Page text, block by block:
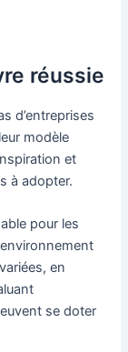
réussie
d’entreprises
modèle
et
à adopter.
pour les
en
se doter